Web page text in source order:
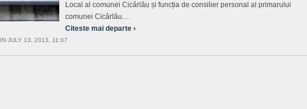
Local al comunei Cicârlău și funcția de consilier personal al primarului
comunei Cicârlău.…
Citeste mai departe ›
IN JULY 13, 2013, 11:07